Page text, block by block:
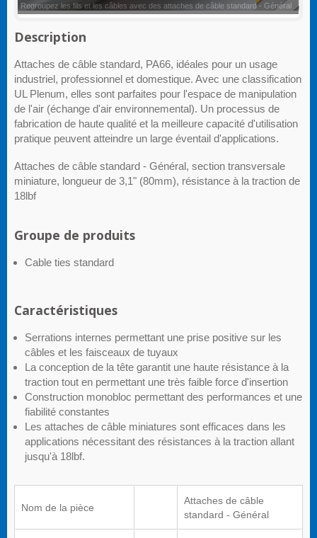
Attaches de câble standard - Général
Description
Attaches de câble standard, PA66, idéales pour un usage
industriel, professionnel et domestique. Avec une classification
UL Plenum, elles sont parfaites pour l'espace de manipulation
de l'air (échange d'air environnemental). Un processus de
fabrication de haute qualité et la meilleure capacité d'utilisation
pratique peuvent atteindre un large éventail d'applications.
Attaches de câble standard - Général, section transversale
miniature, longueur de 3,1" (80mm), résistance à la traction de
18lbf
Groupe de produits
Cable ties standard
Caractéristiques
Serrations internes permettant une prise positive sur les
câbles et les faisceaux de tuyaux
La conception de la tête garantit une haute résistance à la
traction tout en permettant une très faible force d'insertion
Construction monobloc permettant des performances et une
fiabilité constantes
Les attaches de câble miniatures sont efficaces dans les
applications nécessitant des résistances à la traction allant
jusqu'à 18lbf.
Nom de la pièce
Attaches de câble
standard - Général